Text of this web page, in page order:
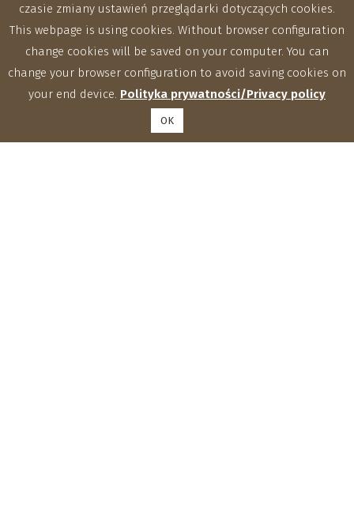
czasie zmiany ustawień przeglądarki dotyczących cookies.
This webpage is using cookies. Without browser configuration
change cookies will be saved on your computer. You can
change your browser configuration to avoid saving cookies on
your end device. Polityka prywatności/Privacy policy
OK